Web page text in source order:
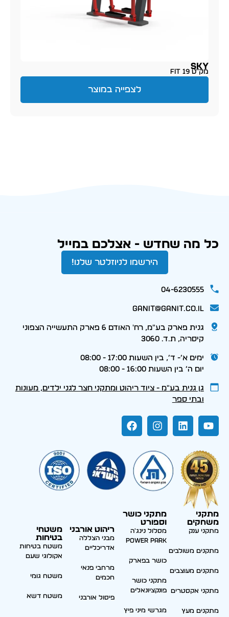
SKY
מק״ט FIT 19
לצפייה במוצר
כל מה שחדש - אצלכם במייל
הירשמו לניוזלטר שלנו!
04-6230555
ganit@ganit.co.il
גנית פארק בע"מ, רח' האודם 6 פארק התעשייה הצפוני
קיסריה, ת.ד. 3060
ימים א׳- ד׳, בין השעות 17:00 - 08:00
יום ה׳ בין השעות 16:00 - 08:00
גן גנית בע״מ - ציוד ריהוט ומתקני חצר לגני ילדים, מעונות
ובתי ספר
מתקני
משחקים
מתקני ענק
מתקנים משולבים
מתקנים מעוצבים
מתקני אקסטרים
מתקנים מעץ
מתקני כושר
וספורט
מסלול נינג'ה
Power park
כושר בפארק
מתקני כושר
פונקציונאלים
מגרשי מיני פיץ
ריהוט אורבני
מבני הצללה
אדריכליים
מרחבי פנאי
חכמים
פיסול אורבני
משטחי
בטיחות
משטח בטיחות
אקולוגי שעם
משטח גומי
משטח דשא